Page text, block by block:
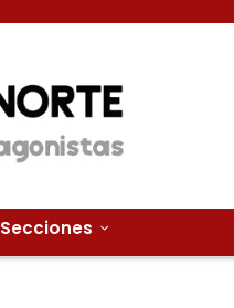
Secciones